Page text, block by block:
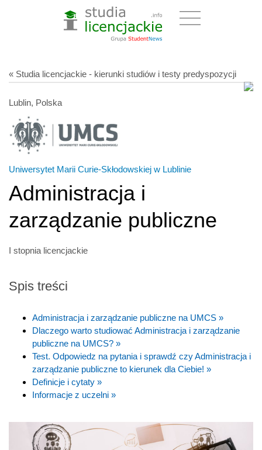
« Studia licencjackie - kierunki studiów i testy predyspozycji
Lublin, Polska
Uniwersytet Marii Curie-Skłodowskiej w Lublinie
Administracja i
zarządzanie publiczne
I stopnia licencjackie
Spis treści
Administracja i zarządzanie publiczne na UMCS »
Dlaczego warto studiować Administracja i zarządzanie
publiczne na UMCS? »
Test. Odpowiedz na pytania i sprawdź czy Administracja i
zarządzanie publiczne to kierunek dla Ciebie! »
Definicje i cytaty »
Informacje z uczelni »